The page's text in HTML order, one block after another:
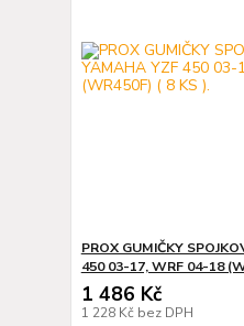
PROX GUMIČKY
450 03-17, WRF 04-18
1 486 Kč
1 228 Kč bez DPH